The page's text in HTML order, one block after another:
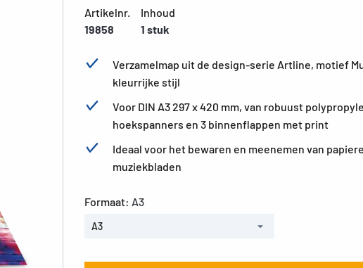
Artikelnr.
19858
Inhoud
1 stuk
Verzamelmap uit de design-serie Artline, motief
kleurrijke stijl
Voor DIN A3 297 x 420 mm, van robuust
hoekspanners en 3 binnenflappen met print
Ideaal voor het bewaren en meenemen van
muziekbladen
Formaat: A3
A3